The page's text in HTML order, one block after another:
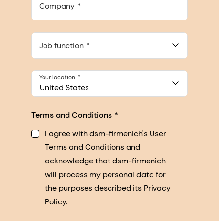
Company
Job function
United States
Your location
Terms and Conditions
I agree with dsm-firmenich's User
Terms and Conditions and
acknowledge that dsm-firmenich
will process my personal data for
the purposes described its Privacy
Policy.